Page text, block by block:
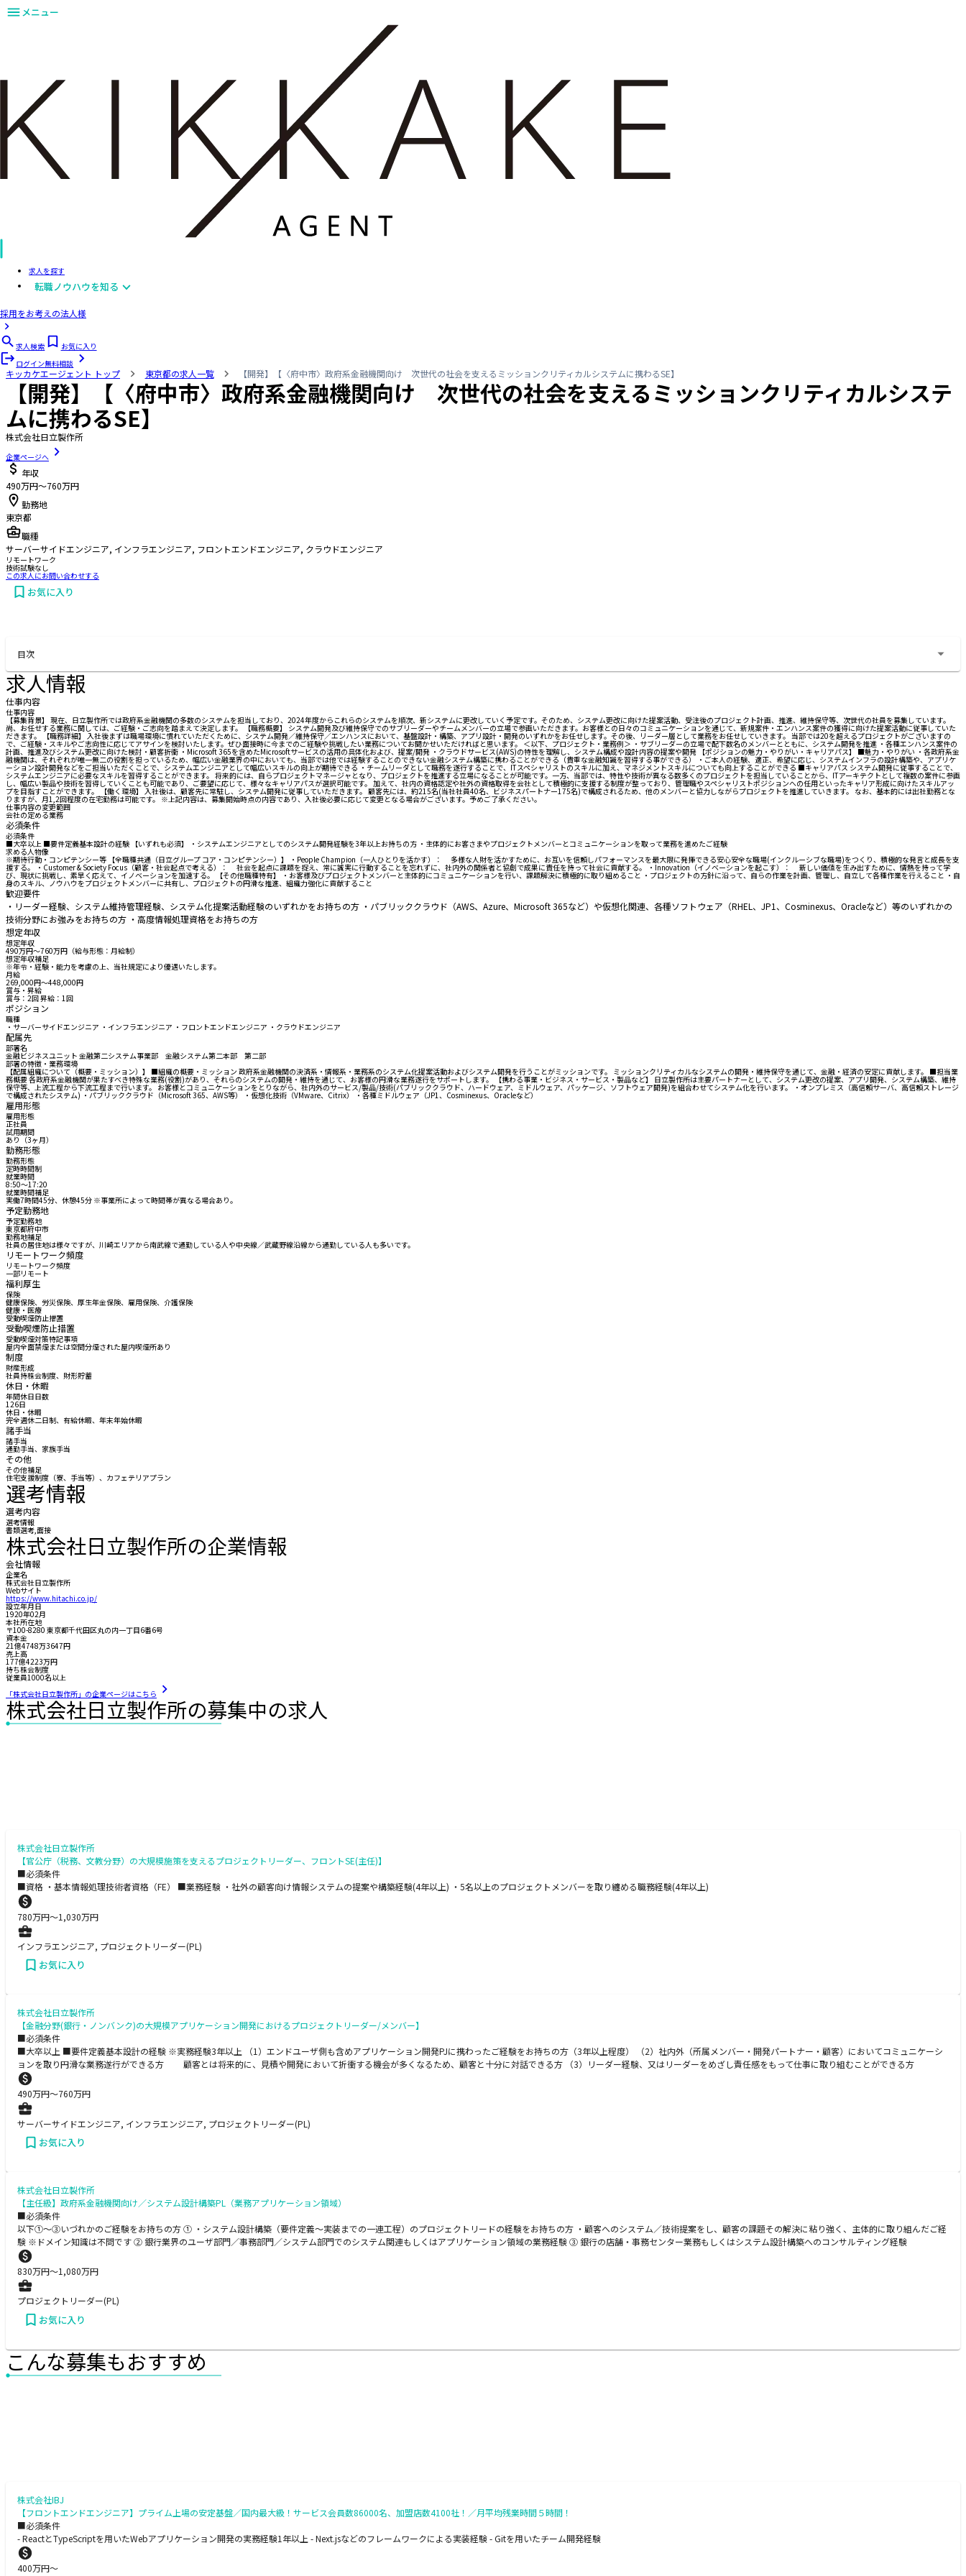
メニュー
求人を探す
転職ノウハウを知る
採用をお考えの法人様
求人検索
お気に入り
ログイン無料相談
キッカケエージェント トップ 東京都の求人一覧 【開発】【〈府中市〉政府系金融機関向け 次世代の社会を支えるミッションクリティカルシステムに携わるSE】
【開発】【〈府中市〉政府系金融機関向け 次世代の社会を支えるミッションクリティカルシステ
ムに携わるSE】
株式会社日立製作所
企業ページへ
年収
490万円〜760万円
勤務地
東京都
職種
サーバーサイドエンジニア, インフラエンジニア, フロントエンドエンジニア, クラウドエンジニア
リモートワーク
技術試験なし
この求人にお問い合わせする
お気に入り
目次
求人情報
仕事内容
仕事内容
【募集背景】 現在、日立製作所では政府系金融機関の多数のシステムを担当しており、2024年度からこれらのシステムを順次、新システムに更改していく予定です。そのため、システム更改に向けた提案活動、受注後のプロジェクト計画、推進、維持保守等、次世代の社員を募集しています。
尚、お任せする業務に関しては、ご経験・ご志向を踏まえて決定します。 【職務概要】 システム開発及び維持保守でのサブリーダーやチームメンバーの立場で参画いただきます。お客様との日々のコミュニケーションを通じて、新規案件・エンハンス案件の獲得に向けた提案活動に従事していた
だきます。 【職務詳細】 入社後まずは職場環境に慣れていただくために、システム開発／維持保守／エンハンスにおいて、基盤設計・構築、アプリ設計・開発のいずれかをお任せします。その後、リーダー層として業務をお任せしていきます。 当部では20を超えるプロジェクトがございますの
で、ご経験・スキルやご志向性に応じてアサインを検討いたします。ぜひ面接時に今までのご経験や挑戦したい業務についてお聞かせいただければと思います。 ＜以下、プロジェクト・業務例＞ ・サブリーダーの立場で配下数名のメンバーとともに、システム開発を推進 ・各種エンハンス案件の
計画、推進及びシステム更改に向けた検討・顧客折衝 ・Microsoft 365を含めたMicrosoftサービスの活用の具体化および、提案/開発 ・クラウドサービス(AWS)の特性を理解し、システム構成や設計内容の提案や開発 【ポジションの魅力・やりがい・キャリアパス】 ■魅力・やりがい ・各政府系金
融機関は、それぞれが唯一無二の役割を担っているため、幅広い金融業界の中においても、当部では他では経験することのできない金融システム構築に携わることができる（貴重な金融知識を習得する事ができる） ・ご本人の経験、適正、希望に応じ、システムインフラの設計構築や、アプリケ
ーション設計開発などをご担当いただくことで、システムエンジニアとして幅広いスキルの向上が期待できる ・チームリーダとして職務を遂行することで、ITスペシャリストのスキルに加え、マネジメントスキルについても向上することができる ■キャリアパス システム開発に従事することで、
システムエンジニアに必要なスキルを習得することができます。 将来的には、自らプロジェクトマネージャとなり、プロジェクトを推進する立場になることが可能です。一方、当部では、特性や技術が異なる数多くのプロジェクトを担当していることから、ITアーキテクトとして複数の案件に参画
し、幅広い製品や技術を習得していくことも可能であり、ご要望に応じて、様々なキャリアパスが選択可能です。 加えて、社内の資格認定や社外の資格取得を会社として積極的に支援する制度が整っており、管理職やスペシャリストポジションへの任用といったキャリア形成に向けたスキルアッ
プを目指すことができます。 【働く環境】 入社後は、顧客先に常駐し、システム開発に従事していただきます。 顧客先には、約215名(当社社員40名、ビジネスパートナー175名)で構成されるため、他のメンバーと協力しながらプロジェクトを推進していきます。 なお、基本的には出社勤務とな
りますが、月1,2回程度の在宅勤務は可能です。 ※上記内容は、募集開始時点の内容であり、入社後必要に応じて変更となる場合がございます。予めご了承ください。
仕事内容の変更範囲
会社の定める業務
必須条件
必須条件
■大卒以上 ■要件定義基本設計の経験 【いずれも必須】 ・システムエンジニアとしてのシステム開発経験を3年以上お持ちの方 ・主体的にお客さまやプロジェクトメンバーとコミュニケーションを取って業務を進めたご経験
求める人物像
※期待行動・コンピテンシー等 【全職種共通（日立グループ コア・コンピテンシー）】 ・People Champion（一人ひとりを活かす）： 多様な人財を活かすために、お互いを信頼しパフォーマンスを最大限に発揮できる安心安全な職場(インクルーシブな職場)をつくり、積極的な発言と成長を支
援する。 ・Customer & Society Focus（顧客・社会起点で考える）： 社会を起点に課題を捉え、常に誠実に行動することを忘れずに、社内外の関係者と協創で成果に責任を持って社会に貢献する。 ・Innovation（イノベーションを起こす）： 新しい価値を生み出すために、情熱を持って学
び、現状に挑戦し、素早く応えて、イノベーションを加速する。 【その他職種特有】 ・お客様及びプロジェクトメンバーと主体的にコミュニケーションを行い、課題解決に積極的に取り組めること ・プロジェクトの方針に沿って、自らの作業を計画、管理し、自立して各種作業を行えること ・自
身のスキル、ノウハウをプロジェクトメンバーに共有し、プロジェクトの円滑な推進、組織力強化に貢献すること
歓迎要件
・リーダー経験、システム維持管理経験、システム化提案活動経験のいずれかをお持ちの方 ・パブリッククラウド（AWS、Azure、Microsoft 365など）や仮想化関連、各種ソフトウェア（RHEL、JP1、Cosminexus、Oracleなど）等のいずれかの
技術分野にお強みをお持ちの方 ・高度情報処理資格をお持ちの方
想定年収
想定年収
490万円〜760万円（給与形態：月給制）
想定年収補足
※年令・経験・能力を考慮の上、当社規定により優遇いたします。
月給
269,000円〜448,000円
賞与・昇給
賞与：2回 昇給：1回
ポジション
職種
・サーバーサイドエンジニア ・インフラエンジニア ・フロントエンドエンジニア ・クラウドエンジニア
配属先
部署名
金融ビジネスユニット 金融第二システム事業部 金融システム第二本部 第二部
部署の特徴・業務環境
【配属組織について（概要・ミッション）】 ■組織の概要・ミッション 政府系金融機関の決済系・情報系・業務系のシステム化提案活動およびシステム開発を行うことがミッションです。 ミッションクリティカルなシステムの開発・維持保守を通じて、金融・経済の安定に貢献します。 ■担当業
務概要 各政府系金融機関が果たすべき特殊な業務(役割)があり、それらのシステムの開発・維持を通じて、お客様の円滑な業務遂行をサポートします。 【携わる事業・ビジネス・サービス・製品など】 日立製作所は主要パートナーとして、システム更改の提案、アプリ開発、システム構築、維持
保守等、上流工程から下流工程まで行います。 お客様とコミュニケーションをとりながら、社内外のサービス/製品/技術(パブリッククラウド、ハードウェア、ミドルウェア、パッケージ、ソフトウェア開発)を組合わせてシステム化を行います。 ・オンプレミス（高信頼サーバ、高信頼ストレージ
で構成されたシステム) ・パブリッククラウド（Microsoft 365、AWS等） ・仮想化技術（VMware、Citrix） ・各種ミドルウェア（JP1、Cosminexus、Oracleなど）
雇用形態
雇用形態
正社員
試用期間
あり（3ヶ月）
勤務形態
勤務形態
定時時間制
就業時間
8:50〜17:20
就業時間補足
実働7時間45分、休憩45分 ※事業所によって時間帯が異なる場合あり。
予定勤務地
予定勤務地
東京都府中市
勤務地補足
社員の居住地は様々ですが、川崎エリアから南武線で通勤している人や中央線／武蔵野線沿線から通勤している人も多いです。
リモートワーク頻度
リモートワーク頻度
一部リモート
福利厚生
保険
健康保険、労災保険、厚生年金保険、雇用保険、介護保険
健康・医療
受動喫煙防止措置
受動喫煙防止措置
受動喫煙対策特記事項
屋内全面禁煙または空間分煙された屋内喫煙所あり
制度
財産形成
社員持株会制度、財形貯蓄
休日・休暇
年間休日日数
126日
休日・休暇
完全週休二日制、有給休暇、年末年始休暇
諸手当
諸手当
通勤手当、家族手当
その他
その他補足
住宅支援制度（寮、手当等）、カフェテリアプラン
選考情報
選考内容
選考情報
書類選考,面接
株式会社日立製作所の企業情報
会社情報
企業名
株式会社日立製作所
Webサイト
https://www.hitachi.co.jp/
設立年月日
1920年02月
本社所在地
〒100-8280 東京都千代田区丸の内一丁目6番6号
資本金
21億4748万3647円
売上高
177億4223万円
持ち株会制度
従業員1000名以上
「株式会社日立製作所」の企業ページはこちら
株式会社日立製作所の募集中の求人
株式会社日立製作所
【官公庁（税務、文教分野）の大規模施策を支えるプロジェクトリーダー、フロントSE(主任)】
■必須条件
■資格 ・基本情報処理技術者資格（FE） ■業務経験 ・社外の顧客向け情報システムの提案や構築経験(4年以上) ・5名以上のプロジェクトメンバーを取り纏める職務経験(4年以上)
780万円〜1,030万円
インフラエンジニア, プロジェクトリーダー(PL)
お気に入り
株式会社日立製作所
【金融分野(銀行・ノンバンク)の大規模アプリケーション開発におけるプロジェクトリーダー/メンバー】
■必須条件
■大卒以上 ■要件定義基本設計の経験 ※実務経験3年以上 （1）エンドユーザ側も含めアプリケーション開発PJに携わったご経験をお持ちの方（3年以上程度） （2）社内外（所属メンバー・開発パートナー・顧客）においてコミュニケーシ
ョンを取り円滑な業務遂行ができる方 顧客とは将来的に、見積や開発において折衝する機会が多くなるため、顧客と十分に対話できる方 （3）リーダー経験、又はリーダーをめざし責任感をもって仕事に取り組むことができる方
490万円〜760万円
サーバーサイドエンジニア, インフラエンジニア, プロジェクトリーダー(PL)
お気に入り
株式会社日立製作所
【主任級】政府系金融機関向け／システム設計構築PL（業務アプリケーション領域）
■必須条件
以下①～③いづれかのご経験をお持ちの方 ① ・システム設計構築（要件定義～実装までの一連工程）のプロジェクトリードの経験をお持ちの方 ・顧客へのシステム／技術提案をし、顧客の課題その解決に粘り強く、主体的に取り組んだご経
験 ※ドメイン知識は不問です ② 銀行業界のユーザ部門／事務部門／システム部門でのシステム関連もしくはアプリケーション領域の業務経験 ③ 銀行の店舗・事務センター業務もしくはシステム設計構築へのコンサルティング経験
830万円〜1,080万円
プロジェクトリーダー(PL)
お気に入り
こんな募集もおすすめ
株式会社IBJ
【フロントエンドエンジニア】プライム上場の安定基盤／国内最大級！サービス会員数86000名、加盟店数4100社！／月平均残業時間５時間！
■必須条件
- ReactとTypeScriptを用いたWebアプリケーション開発の実務経験1年以上 - Next.jsなどのフレームワークによる実装経験 - Gitを用いたチーム開発経験
400万円〜